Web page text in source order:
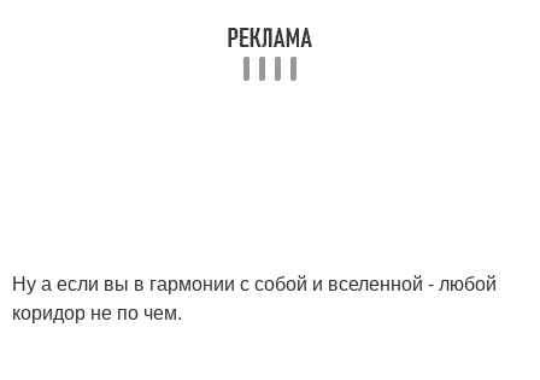
Ну а если вы в гармонии с собой и вселенной - любой
коридор не по чем.